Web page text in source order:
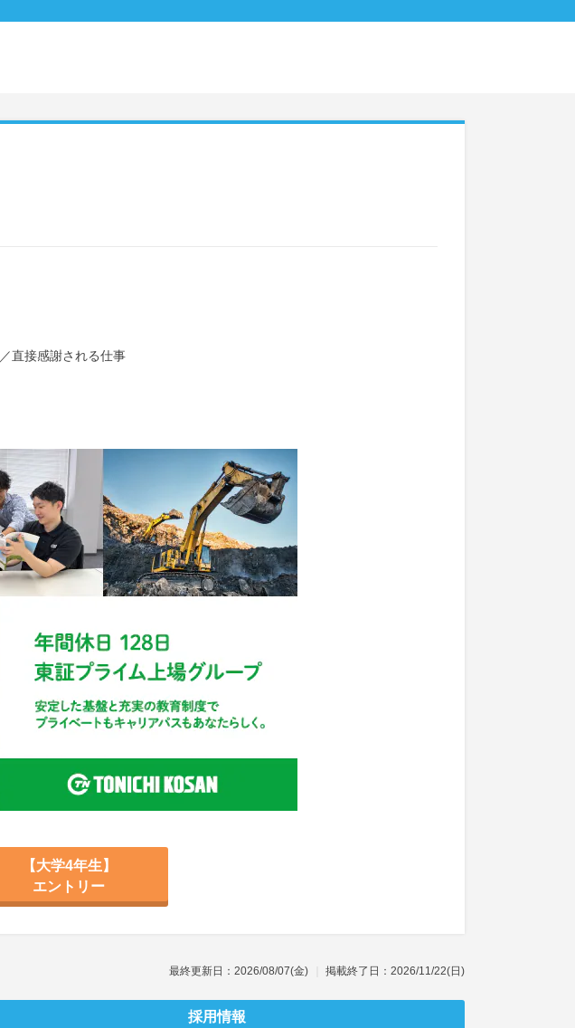
／直接感謝される仕事
【大学4年生】
エントリー
最終更新日：2026/08/07(金) 掲載終了日：2026/11/22(日)
採用情報